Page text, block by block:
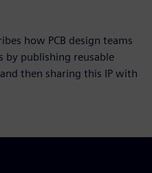
how PCB design teams
by publishing reusable
then sharing this IP with